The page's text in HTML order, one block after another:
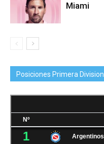
Miami
Posiciones Primera Division